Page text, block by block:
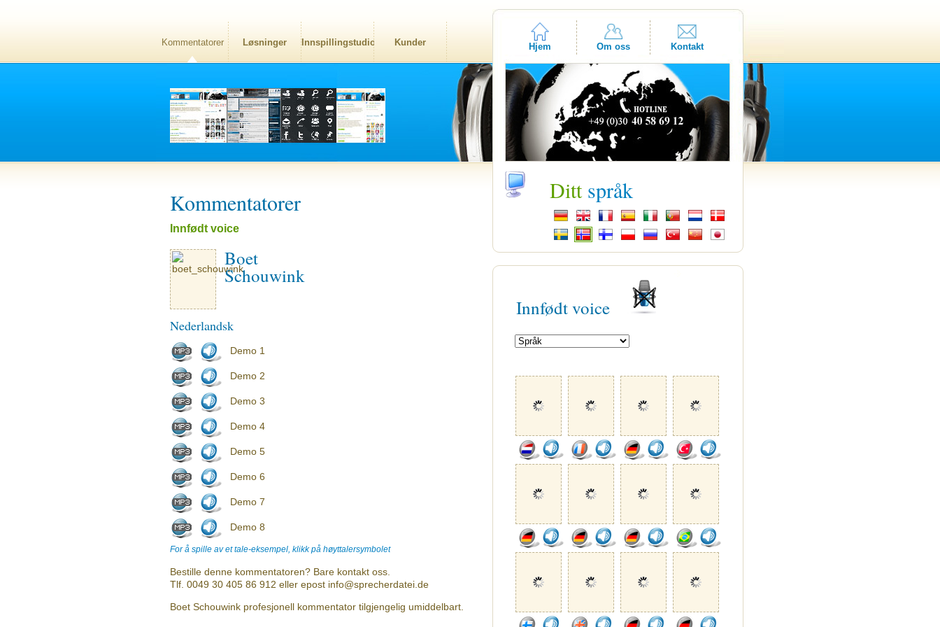
Kommentatorer Løsninger Innspillingstudio Kunder Hjem Om oss Kontakt
Kommentatorer
Innfødt voice
Boet
Schouwink
Nederlandsk
Demo 1
Demo 2
Demo 3
Demo 4
Demo 5
Demo 6
Demo 7
Demo 8
For å spille av et tale-eksempel, klikk på høyttalersymbolet
Bestille denne kommentatoren? Bare kontakt oss.
Tlf. 0049 30 405 86 912 eller epost info@sprecherdatei.de
Boet Schouwink profesjonell kommentator tilgjengelig umiddelbart.
Ditt språk
Innfødt voice